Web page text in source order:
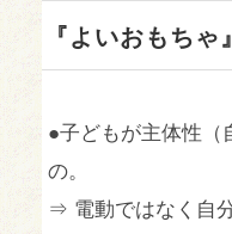
『よいおもちゃ
●子どもが主体性（
の。
⇒ 電動ではなく自